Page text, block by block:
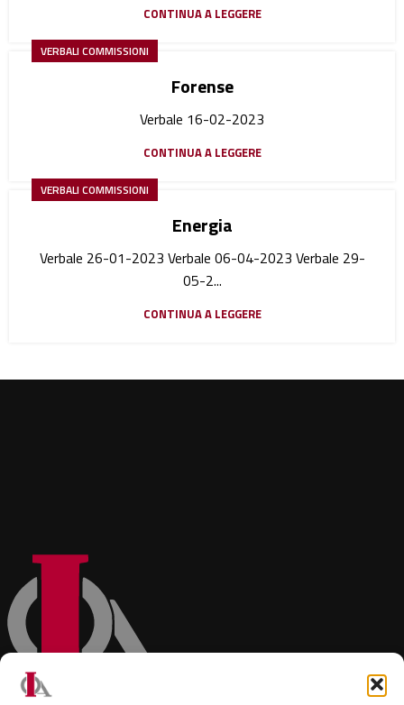
CONTINUA A LEGGERE
VERBALI COMMISSIONI
Forense
Verbale 16-02-2023
CONTINUA A LEGGERE
VERBALI COMMISSIONI
Energia
Verbale 26-01-2023 Verbale 06-04-2023 Verbale 29-
05-2...
CONTINUA A LEGGERE